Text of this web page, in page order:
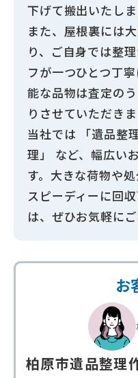
下げて搬出いたしま
また、屋根裏には
り、ご自身では整
フが一つひとつ丁
能な品物は査定の
りさせていただきま
当社では 「遺品整
理」 など、幅広い
す。大きな荷物や
スピーディーに回
は、ぜひお気軽に
お
柏原市遺品整理